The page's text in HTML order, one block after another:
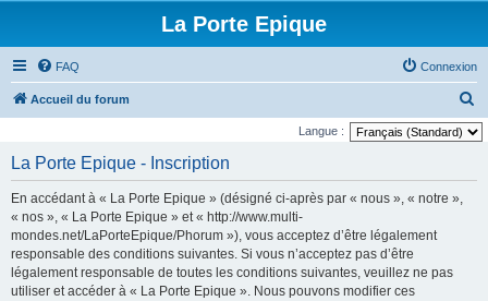
La Porte Epique
FAQ Connexion
Accueil du forum
e
Langue :
La Porte Epique - Inscription
En accédant à « La Porte Epique » (désigné ci-après par « nous », « notre »,
« nos », « La Porte Epique » et « http://www.multi-
mondes.net/LaPorteEpique/Phorum »), vous acceptez d’être légalement
responsable des conditions suivantes. Si vous n’acceptez pas d’être
légalement responsable de toutes les conditions suivantes, veuillez ne pas
utiliser et accéder à « La Porte Epique ». Nous pouvons modifier ces